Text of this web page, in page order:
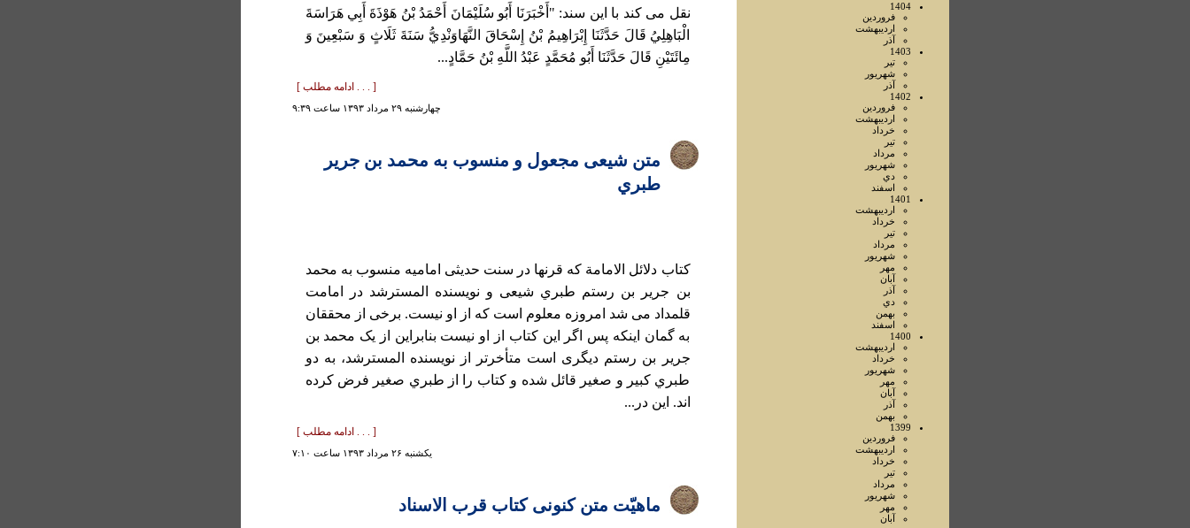
1404
فروردين
ارديبهشت
آذر
1403
تير
شهريور
آذر
1402
فروردين
ارديبهشت
خرداد
تير
مرداد
شهريور
دي
اسفند
1401
ارديبهشت
خرداد
تير
مرداد
شهريور
مهر
آبان
آذر
دي
بهمن
اسفند
1400
ارديبهشت
خرداد
شهريور
مهر
آبان
آذر
بهمن
1399
فروردين
ارديبهشت
خرداد
تير
مرداد
شهريور
مهر
آبان
نقل می کند با اين سند: "أَخْبَرَنَا أَبُو سُلَيْمَانَ أَحْمَدُ بْنُ هَوْذَةَ أَبِي هَرَاسَةَ
الْبَاهِلِيُ‏ قَالَ حَدَّثَنَا إِبْرَاهِيمُ بْنُ إِسْحَاقَ النَّهَاوَنْدِيُّ سَنَةَ ثَلَاثٍ وَ سَبْعِينَ وَ
مِائَتَيْنِ‏ قَالَ حَدَّثَنَا أَبُو مُحَمَّدٍ عَبْدُ اللَّهِ‏ بْنُ‏ حَمَّادٍ...
[ . . . ادامه مطلب ]
چهارشنبه ۲۹ مرداد ۱۳۹۳ ساعت ۹:۳۹
متن شيعی مجعول و منسوب به محمد بن جرير
طبري
کتاب دلائل الامامة که قرنها در سنت حديثی اماميه منسوب به محمد
بن جرير بن رستم طبري شيعی و نويسنده المسترشد در امامت
قلمداد می شد امروزه معلوم است که از او نيست. برخی از محققان
به گمان اينکه پس اگر اين کتاب از او نيست بنابراين از يک محمد بن
جرير بن رستم ديگری است متأخرتر از نويسنده المسترشد، به دو
طبري کبير و صغير قائل شده و کتاب را از طبري صغير فرض کرده
اند. اين در...
[ . . . ادامه مطلب ]
يكشنبه ۲۶ مرداد ۱۳۹۳ ساعت ۷:۱۰
ماهيّت متن کنونی کتاب قرب الاسناد